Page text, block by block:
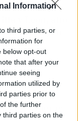
Information
third parties, or
for
below opt-out
that after your
seeing
utilized by
parties prior to
the further
third parties on the
Galicia,
fuerte, en
este
de
los
Canarias,
muy fuertes.